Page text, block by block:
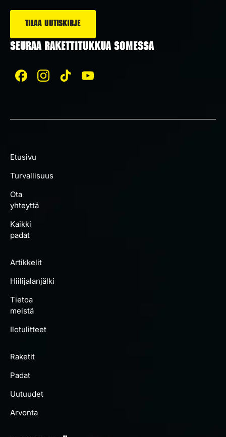
SEURAA RAKETTITUKKUA SOMESSA
Etusivu
Turvallisuus
Ota
yhteyttä
Kaikki
padat
Artikkelit
Hiilijalanjälki
Tietoa
meistä
Ilotulitteet
Raketit
Padat
Uutuudet
Arvonta